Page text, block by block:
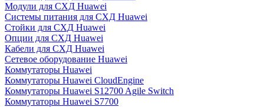
Модули для СХД Huawei
Системы питания для СХД Huawei
Стойки для СХД Huawei
Опции для СХД Huawei
Кабели для СХД Huawei
Сетевое оборудование Huawei
Коммутаторы Huawei
Коммутаторы Huawei CloudEngine
Коммутаторы Huawei S12700 Agile Switch
Коммутаторы Huawei S7700